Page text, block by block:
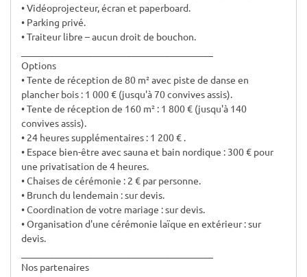
• Vidéoprojecteur, écran et paperboard.
• Parking privé.
• Traiteur libre – aucun droit de bouchon.
Options
• Tente de réception de 80 m² avec piste de danse en
plancher bois : 1 000 € (jusqu'à 70 convives assis).
• Tente de réception de 160 m² : 1 800 € (jusqu'à 140
convives assis).
• 24 heures supplémentaires : 1 200 € .
• Espace bien-être avec sauna et bain nordique : 300 € pour
une privatisation de 4 heures.
• Chaises de cérémonie : 2 € par personne.
• Brunch du lendemain : sur devis.
• Coordination de votre mariage : sur devis.
• Organisation d'une cérémonie laïque en extérieur : sur
devis.
Nos partenaires